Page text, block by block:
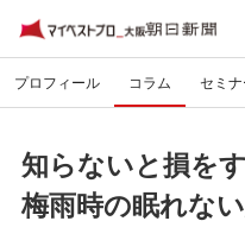
プロフィール コラム セミ
知らないと損を
梅雨時の眠れな